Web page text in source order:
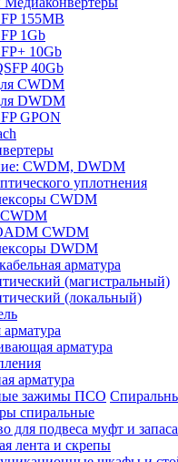
155MB
1Gb
10Gb
40Gb
CWDM
DWDM
GPON
CWDM, DWDM
уплотнения
CWDM
CWDM
DWDM
арматура
(магистральный)
(локальный)
арматура
арматура
зажимы ПСО
спиральные
для подвеса муфт и
лента и скрепы